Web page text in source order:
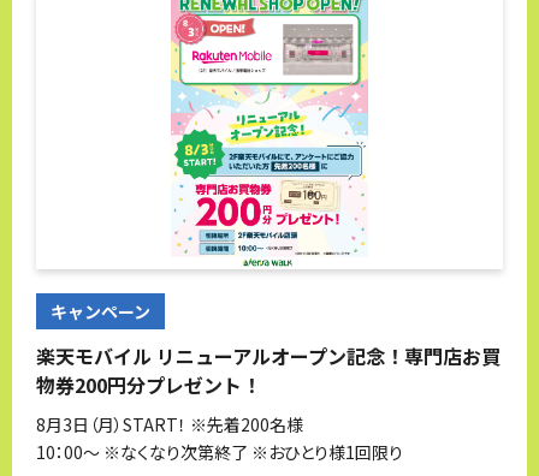
キャンペーン
楽天モバイル リニューアルオープン記念！専門店お買
物券200円分プレゼント！
8月3日（月）START！ ※先着200名様
10：00～ ※なくなり次第終了 ※おひとり様1回限り